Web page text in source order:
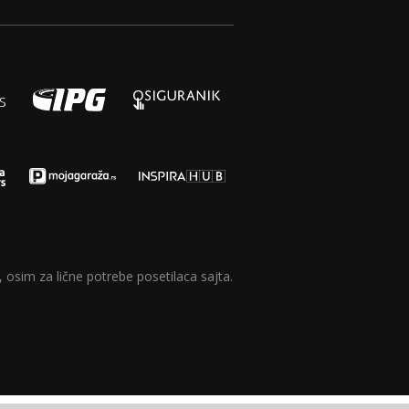
za lične potrebe posetilaca sajta.